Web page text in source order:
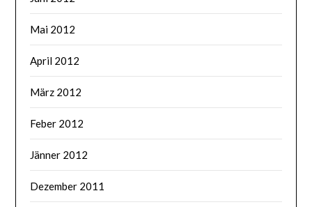
Mai 2012
April 2012
März 2012
Feber 2012
Jänner 2012
Dezember 2011